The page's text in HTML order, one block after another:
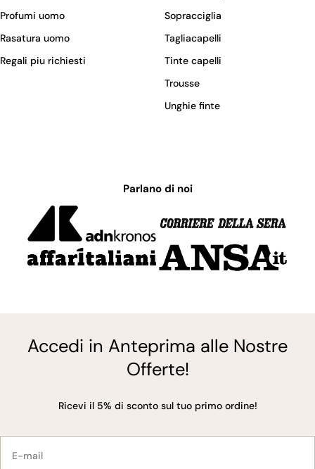
Profumi uomo
Rasatura uomo
Regali piu richiesti
Sopracciglia
Tagliacapelli
Tinte capelli
Trousse
Unghie finte
Parlano di noi
Accedi in Anteprima alle Nostre
Offerte!
Ricevi il 5% di sconto sul tuo primo ordine!
mail